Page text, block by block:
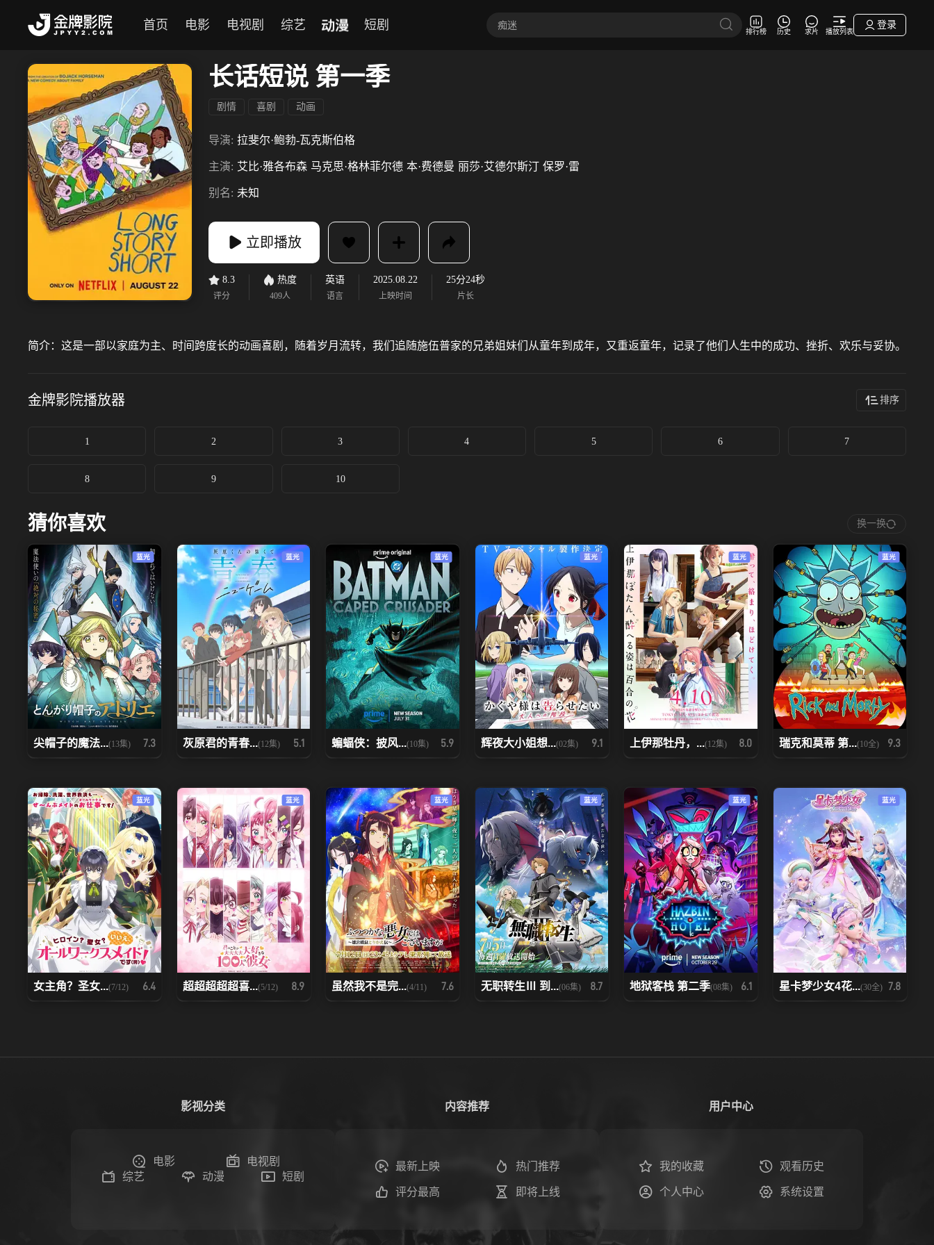
首页 电影 电视剧 综艺 动漫 短剧 排行榜 历史 求片 播放列表
登录
长话短说 第一季
剧情 喜剧 动画
导演: 拉斐尔·鲍勃-瓦克斯伯格
主演: 艾比·雅各布森 马克思·格林菲尔德 本·费德曼 丽莎·艾德尔斯汀 保罗·雷
别名: 未知
立即播放
8.3
评分
热度
409人
英语
语言
2025.08.22
上映时间
25分24秒
片长
简介： 这是一部以家庭为主、时间跨度长的动画喜剧，随着岁月流转，我们追随施伍普家的兄弟姐妹们从童年到成年，又重返童年，记录了他们人生中的成功、挫折、欢乐与妥协。
金牌影院播放器 排序
1 2 3 4 5 6 7
8 9 10
猜你喜欢 换一换
蓝光
尖帽子的魔法...(13集) 7.3
蓝光
灰原君的青春...(12集) 5.1
蓝光
蝙蝠侠：披风...(10集) 5.9
蓝光
辉夜大小姐想...(02集) 9.1
蓝光
上伊那牡丹，...(12集) 8.0
蓝光
瑞克和莫蒂 第...(10全) 9.3
蓝光
女主角？圣女...(7/12) 6.4
蓝光
超超超超超喜...(5/12) 8.9
蓝光
虽然我不是完...(4/11) 7.6
蓝光
无职转生Ⅲ 到...(06集) 8.7
蓝光
地狱客栈 第二季(08集) 6.1
蓝光
星卡梦少女4花...(30全) 7.8
影视分类
电影
电视剧
综艺
动漫 短剧
内容推荐
最新上映 热门推荐
评分最高 即将上线
用户中心
我的收藏 观看历史
个人中心 系统设置